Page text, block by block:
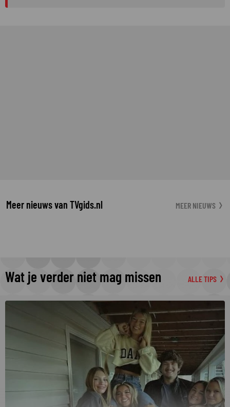
Meer nieuws van TVgids.nl MEER NIEUWS
Wat je verder niet mag missen ALLE TIPS